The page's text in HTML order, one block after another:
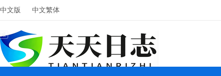
中文版 中文繁体